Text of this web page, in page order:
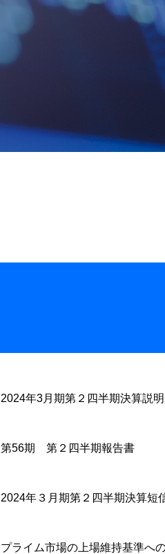
2024年3月期第２四半期決算説
第56期 第２四半期報告書
2024年３月期第２四半期決算短
プライム市場の上場維持基準へ